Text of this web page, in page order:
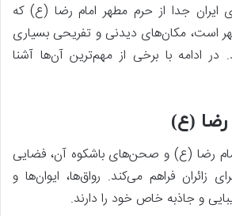
جدا از حرم مطهر امام رضا (ع) که
است، مکان‌های دیدنی و تفریحی بسیاری
در ادامه با برخی از مهم‌ترین آن‌ها آشنا
رضا (ع)
امام رضا (ع) و صحن‌های باشکوه آن، فضایی
زائران فراهم می‌کند. رواق‌ها، ایوان‌ها و
و جاذبه خاص خود را دارند.